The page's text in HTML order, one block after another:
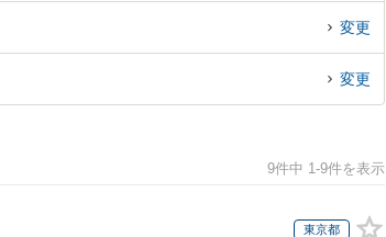
変更
変更
9件中 1-9件を表示
東京都